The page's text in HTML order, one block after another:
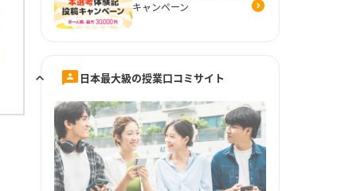
キャンペーン
日本最大級の授業口コミサイト